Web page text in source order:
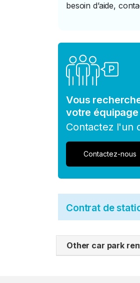
besoin d’aide,
Vous
votre équipage
Contactez l'un
Contactez-nous
Contrat de
Other car park